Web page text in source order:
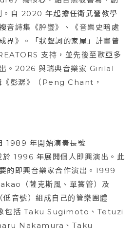
。自 2020 年起擔任衛武營教學
音詩集《肸蠁》、《音樂史暗處
界》。「狀聲詞的家屋」計畫曾
支持，並先後至歐亞多
。2026 與瑞典音樂家 Girilal
彭潺》（Peng Chant，
年開始演奏長號
1996 年展開個人即興演出。此
的即興音樂家合作演出。1999
（薩克斯風、單簧管）及
音號）組成自己的管樂團體
包括 Taku Sugimoto、Tetuzi
Nakamura、Taku